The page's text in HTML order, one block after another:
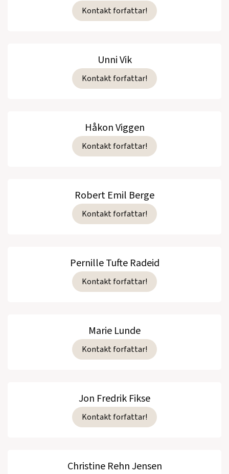
Kontakt forfattar!
Unni Vik
Kontakt forfattar!
Håkon Viggen
Kontakt forfattar!
Robert Emil Berge
Kontakt forfattar!
Pernille Tufte Radeid
Kontakt forfattar!
Marie Lunde
Kontakt forfattar!
Jon Fredrik Fikse
Kontakt forfattar!
Christine Rehn Jensen